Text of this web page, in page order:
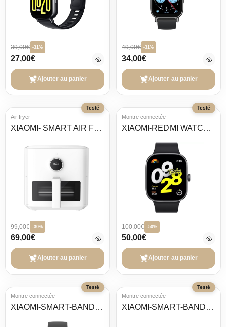
39,00€ -31%
27,00€
Ajouter au panier
49,00€ -31%
34,00€
Ajouter au panier
Testé
Air fryer
XIAOMI- SMART AIR FRYER PRO
99,00€ -30%
69,00€
Ajouter au panier
Testé
Montre connectée
XIAOMI-REDMI WATCH 4
100,00€ -50%
50,00€
Ajouter au panier
Testé
Montre connectée
XIAOMI-SMART-BAND-8-PRO
Testé
Montre connectée
XIAOMI-SMART-BAND 8-ACTIVE